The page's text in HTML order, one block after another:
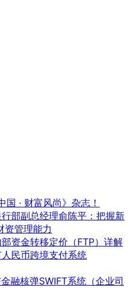
· 财富风尚》杂志！
行部副总经理俞陈平：把握新
资管理能力
部资金转移定价（FTP）详解
人民币跨境支付系统
融核弹SWIFT系统（企业司